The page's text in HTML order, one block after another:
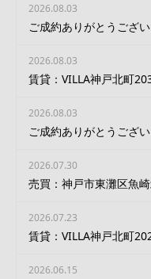
2026.08.03
ご成約ありがとうござ
2026.08.03
賃貸：VILLA神戸北町
2026.08.03
ご成約ありがとうござ
2026.07.30
売買：神戸市東灘区魚
2026.07.23
賃貸：VILLA神戸北町
2026.06.15